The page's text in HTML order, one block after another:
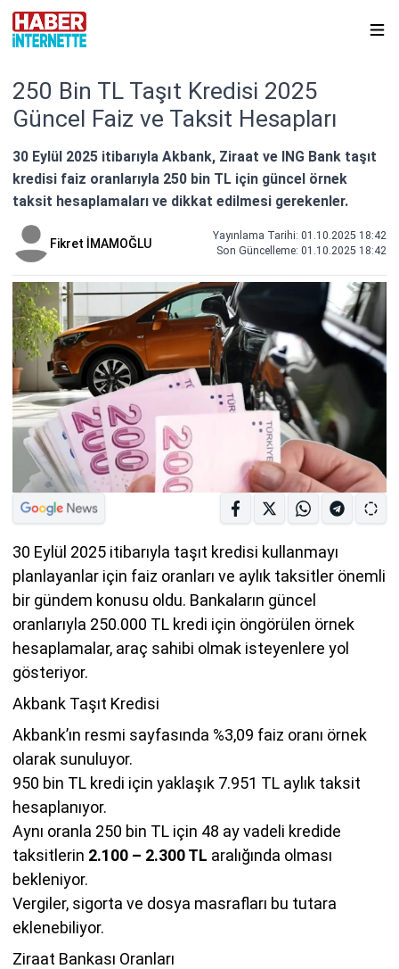
250 Bin TL Taşıt Kredisi 2025
Güncel Faiz ve Taksit Hesapları
30 Eylül 2025 itibarıyla Akbank, Ziraat ve ING Bank taşıt
kredisi faiz oranlarıyla 250 bin TL için güncel örnek
taksit hesaplamaları ve dikkat edilmesi gerekenler.
Fikret İMAMOĞLU
Yayınlama Tarihi: 01.10.2025 18:42
Son Güncelleme: 01.10.2025 18:42
30 Eylül 2025 itibarıyla taşıt kredisi kullanmayı
planlayanlar için faiz oranları ve aylık taksitler önemli
bir gündem konusu oldu. Bankaların güncel
oranlarıyla 250.000 TL kredi için öngörülen örnek
hesaplamalar, araç sahibi olmak isteyenlere yol
gösteriyor.
Akbank Taşıt Kredisi
Akbank’ın resmi sayfasında %3,09 faiz oranı örnek
olarak sunuluyor.
950 bin TL kredi için yaklaşık 7.951 TL aylık taksit
hesaplanıyor.
Aynı oranla 250 bin TL için 48 ay vadeli kredide
taksitlerin 2.100 – 2.300 TL aralığında olması
bekleniyor.
Vergiler, sigorta ve dosya masrafları bu tutara
eklenebiliyor.
Ziraat Bankası Oranları